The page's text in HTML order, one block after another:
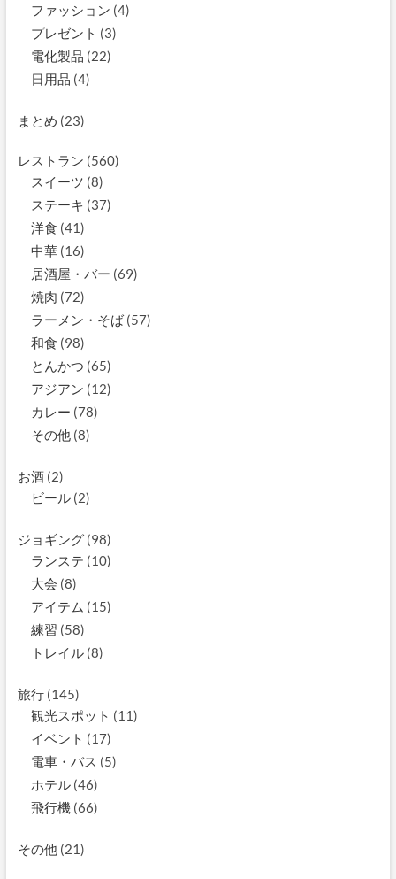
ファッション (4)
プレゼント (3)
電化製品 (22)
日用品 (4)
まとめ (23)
レストラン (560)
スイーツ (8)
ステーキ (37)
洋食 (41)
中華(16)
居酒屋・バー (69)
焼肉 (72)
ラーメン・そば(57)
和食 (98)
とんかつ (65)
アジアン (12)
カレー (78)
その他(8)
お酒(2)
ビール(2)
ジョギング(98)
ランステ (10)
大会 (8)
アイテム (15)
練習 (58)
トレイル(8)
旅行(145)
観光スポット (11)
イベント (17)
電車・バス (5)
ホテル(46)
飛行機(66)
その他(21)